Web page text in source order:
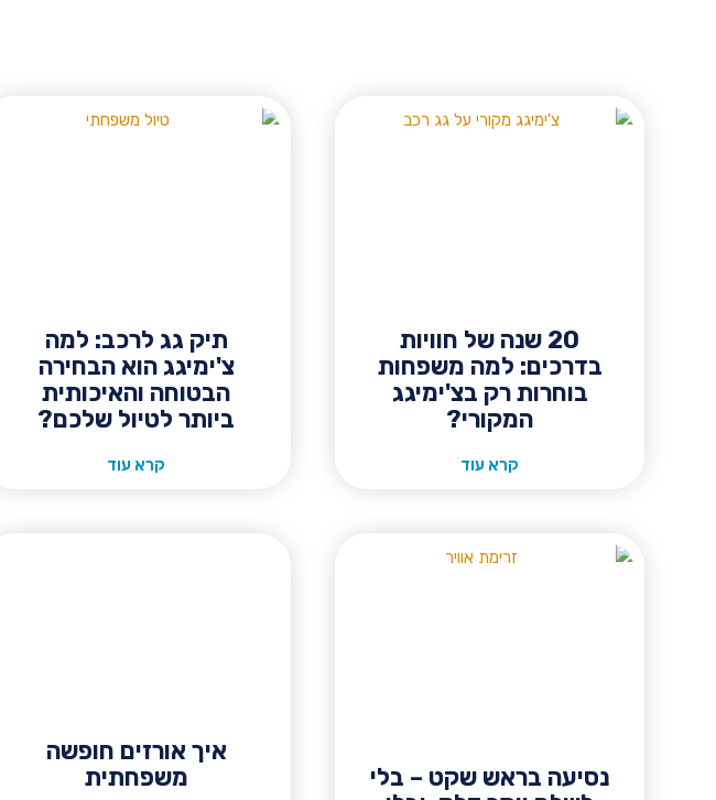
20 שנה של חוויות
בדרכים: למה משפחות
בוחרות רק בצ'ימיגג
המקורי?
קרא עוד
תיק גג לרכב: למה
צ'ימיגג הוא הבחירה
הבטוחה והאיכותית
ביותר לטיול שלכם?
קרא עוד
נסיעה בראש שקט – בלי
איך אורזים חופשה
משפחתית